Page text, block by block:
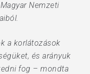
Nemzeti
a korlátozások
és arányuk
fog – mondta